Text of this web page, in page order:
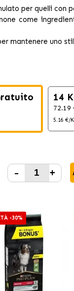
per quelli con
come
mantenere uno
14
72.19
5.16 €/
- +
-30%